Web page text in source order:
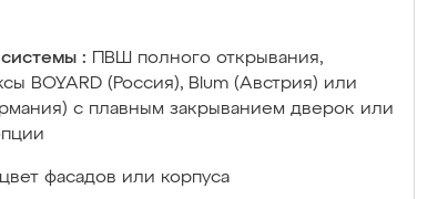
:
ПВШ полного открывания,
BOYARD (Россия), Blum (Австрия) или
с плавным закрыванием дверок или
фасадов или корпуса